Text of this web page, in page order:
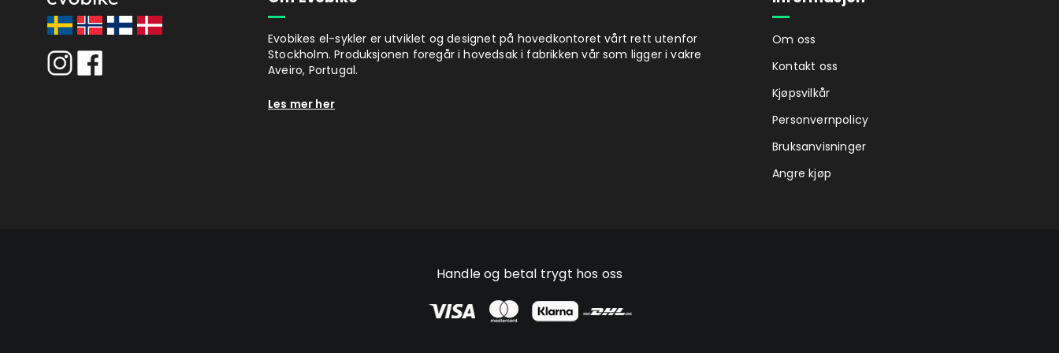
Evobikes el-sykler er utviklet og designet på hovedkontoret vårt rett utenfor
Stockholm. Produksjonen foregår i hovedsak i fabrikken vår som ligger i vakre
Aveiro, Portugal.
Les mer her
Om oss
Kontakt oss
Kjøpsvilkår
Personvernpolicy
Bruksanvisninger
Angre kjøp
Handle og betal trygt hos oss